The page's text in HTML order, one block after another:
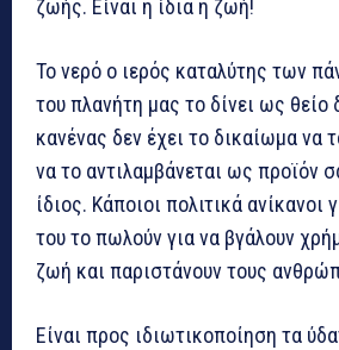
ζωής. Είναι η ίδια η ζωή!
Το νερό ο ιερός καταλύτης των
του πλανήτη μας το δίνει ως
κανένας δεν έχει το δικαίωμα να
να το αντιλαμβάνεται ως προϊόν
ίδιος. Κάποιοι πολιτικά ανίκανοι
του το πωλούν για να βγάλουν
ζωή και παριστάνουν τους
Είναι προς ιδιωτικοποίηση τα